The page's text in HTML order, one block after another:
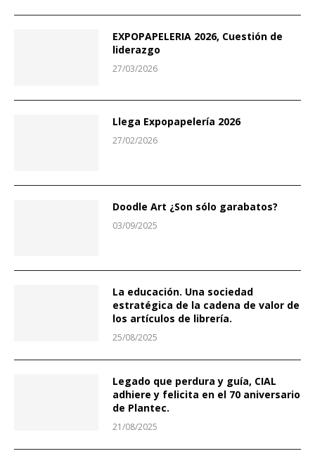
EXPOPAPELERIA 2026, Cuestión de
liderazgo
27/03/2026
Llega Expopapelería 2026
27/02/2026
Doodle Art ¿Son sólo garabatos?
03/09/2025
La educación. Una sociedad
estratégica de la cadena de valor de
los artículos de librería.
25/08/2025
Legado que perdura y guía, CIAL
adhiere y felicita en el 70 aniversario
de Plantec.
21/08/2025